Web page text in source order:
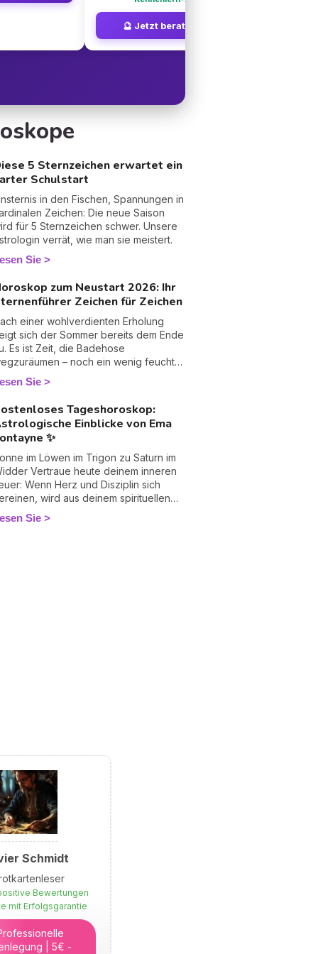
🔮 Jetzt beraten lassen
5 Sternzeichen erwartet ein
Schulstart
in den Fischen, Spannungen in
Zeichen: Die neue Saison
für 5 Sternzeichen schwer. Unsere
verrät, wie man sie meistert.
Sie
zum Neustart 2026: Ihr
Zeichen für Zeichen
einer wohlverdienten Erholung
sich der Sommer bereits dem Ende
Es ist Zeit, die Badehose
– noch ein wenig feucht
hinten im Schrank, geben Sie es
zu 😏 – und den Siestas in der
des Alltags kehrt im Galopp
Arbeit, Familie, Liebesleben…
atmen Sie durch, Sie steigen nicht
wieder in den Zug! Ich habe für Sie
astralen Fahrplan vorbereitet,
für Zeichen, damit Sie sanft und
allem mit einem Lächeln wieder in
Sie
Tageshoroskop:
Einblicke von Ema
✨
im Löwen im Trigon zu Saturn im
heute deinem inneren
Wenn Herz und Disziplin sich
wird aus deinem spirituellen
eine kraftvolle, beständige
Sie
Schmidt
Bewertungen
mit Erfolgsgarantie
| 5€ -